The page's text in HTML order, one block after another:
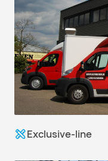
Exclusive-line